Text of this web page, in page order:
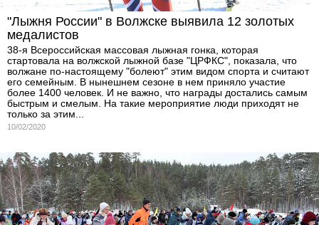
"Лыжня России" в Волжске выявила 12 золотых
медалистов
38-я Всероссийская массовая лыжная гонка, которая
стартовала на волжской лыжной базе "ЦРФКС", показала, что
волжане по-настоящему "болеют" этим видом спорта и считают
его семейным. В нынешнем сезоне в нем приняло участие
более 1400 человек. И не важно, что награды достались самым
быстрым и смелым. На такие мероприятие люди приходят не
только за этим...
10/02/2020